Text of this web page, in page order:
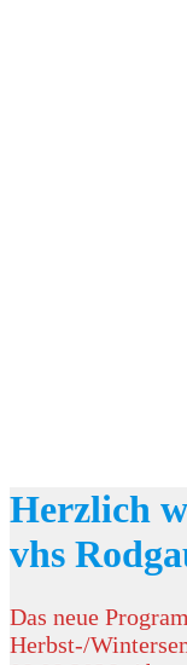
Herzlich
vhs
Das neue
Herbst-/